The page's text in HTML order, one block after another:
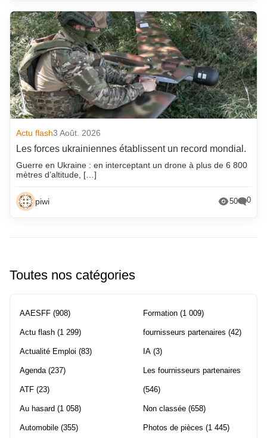
Actu flash3 Août. 2026
Les forces ukrainiennes établissent un record mondial.
Guerre en Ukraine : en interceptant un drone à plus de 6 800
mètres d’altitude, […]
piwi 50 0
Toutes nos catégories
AAESFF (908)
Actu flash (1 299)
Actualité Emploi (83)
Agenda (237)
ATF (23)
Au hasard (1 058)
Automobile (355)
Formation (1 009)
fournisseurs partenaires (42)
IA (3)
Les fournisseurs partenaires
(546)
Non classée (658)
Photos de pièces (1 445)